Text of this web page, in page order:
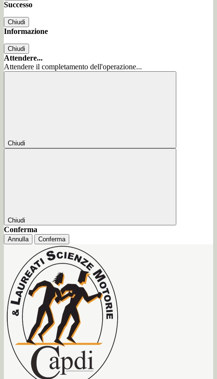
Successo
Chiudi
Informazione
Chiudi
Attendere...
Attendere il completamento dell'operazione...
Chiudi
Chiudi
Conferma
Annulla Conferma